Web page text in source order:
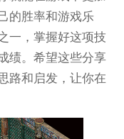
的胜率和游戏乐
一，掌握好这项技
绩。希望这些分享
路和启发，让你在